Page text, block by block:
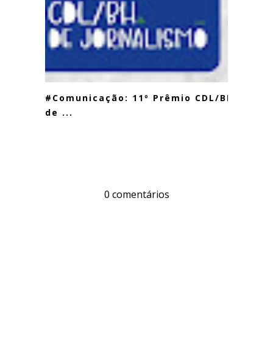
#Comunicação: 11º Prêmio CDL/BH
de ...
0 comentários